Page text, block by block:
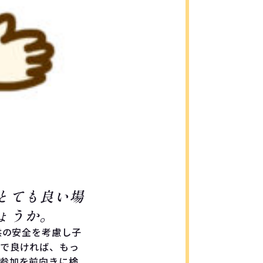
ても良い場
か。
安全を考慮し子
良ければ、もっ